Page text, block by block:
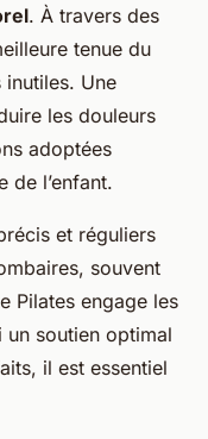
. À travers des
tenue du
Une
les douleurs
adoptées
de l’enfant.
et réguliers
souvent
Pilates engage les
un soutien optimal
il est essentiel